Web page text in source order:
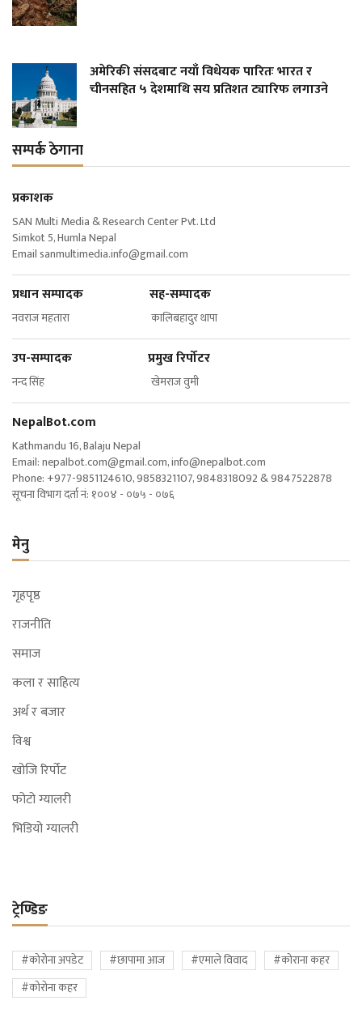
अमेरिकी संसदबाट नयाँ विधेयक पारितः भारत र
चीनसहित ५ देशमाथि सय प्रतिशत ट्यारिफ लगाउने
सम्पर्क ठेगाना
प्रकाशक
SAN Multi Media & Research Center Pvt. Ltd
Simkot 5, Humla Nepal
Email sanmultimedia.info@gmail.com
प्रधान सम्पादक सह-सम्पादक
नवराज महतारा कालिबहादुर थापा
उप-सम्पादक प्रमुख रिर्पोटर
नन्द सिंह खेमराज वुमी
NepalBot.com
Kathmandu 16, Balaju Nepal
Email:nepalbot.com@gmail.com,info@nepalbot.com
Phone: +977-9851124610, 9858321107, 9848318092 & 9847522878
सूचना विभाग दर्ता नं: १००४ - ०७५ - ०७६
मेनु
गृहपृष्ठ
राजनीति
समाज
कला र साहित्य
अर्थ र बजार
विश्व
खोजि रिर्पोट
फोटो ग्यालरी
भिडियो ग्यालरी
ट्रेण्डिङ
#कोरोना अपडेट #छापामा आज #एमाले विवाद
#कोराना कहर
#कोरोना कहर